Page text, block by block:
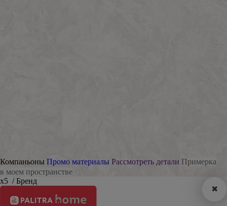
Компаньоны Промо материалы Рассмотреть детали Примерка
в моем пространстве
х5
✖
/ Бренд